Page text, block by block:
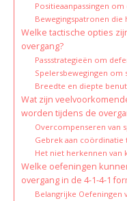
Positieaanpassingen
Bewegingspatronen
Welke tactische opties
overgang?
Passstrategieën om
Spelersbewegingen om
Breedte en diepte
Wat zijn
worden tijdens de
Overcompenseren van
Gebrek aan coördinatie
Het niet herkennen van
Welke oefeningen
overgang in de 4-1-4-1
Belangrijke Oefeningen